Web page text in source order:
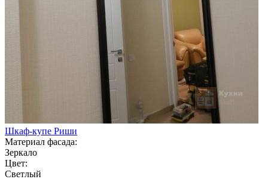
Шкаф-купе Риши
Материал фасада:
Зеркало
Цвет:
Светлый